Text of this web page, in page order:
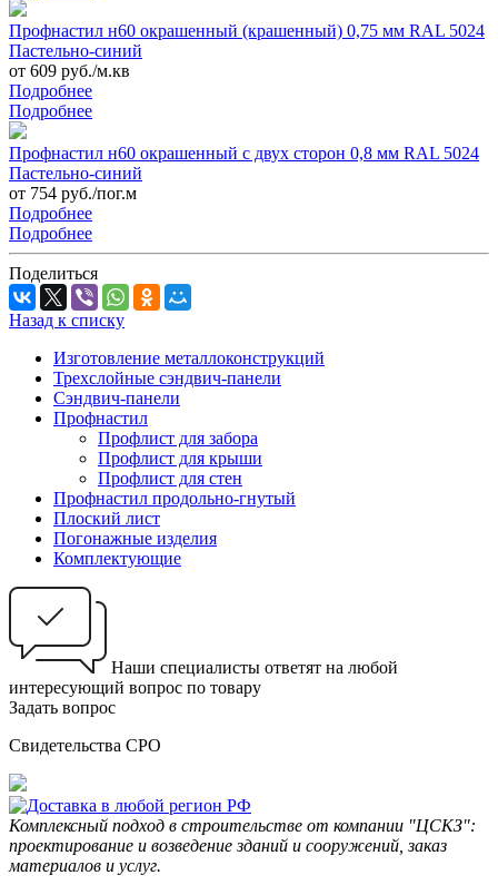
Профнастил н60 окрашенный (крашенный) 0,75 мм RAL 5024
Пастельно-синий
от 609 руб./м.кв
Подробнее
Подробнее
Профнастил н60 окрашенный с двух сторон 0,8 мм RAL 5024
Пастельно-синий
от 754 руб./пог.м
Подробнее
Подробнее
Поделиться
Назад к списку
Изготовление металлоконструкций
Трехслойные сэндвич-панели
Сэндвич-панели
Профнастил
Профлист для забора
Профлист для крыши
Профлист для стен
Профнастил продольно-гнутый
Плоский лист
Погонажные изделия
Комплектующие
Наши специалисты ответят на любой
интересующий вопрос по товару
Задать вопрос
Свидетельства СРО
Комплексный подход в строительстве от компании "ЦСКЗ":
проектирование и возведение зданий и сооружений, заказ
материалов и услуг.